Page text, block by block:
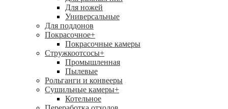
Для ножей
Универсальные
Для поддонов
Покрасочное+
Покрасочные камеры
Стружкоотсосы+
Промышленная
Пылевые
Рольганги и конвееры
Сушильные камеры+
Котельное